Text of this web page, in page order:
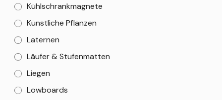
Kühlschrankmagnete
Künstliche Pflanzen
Laternen
Läufer & Stufenmatten
Liegen
Lowboards